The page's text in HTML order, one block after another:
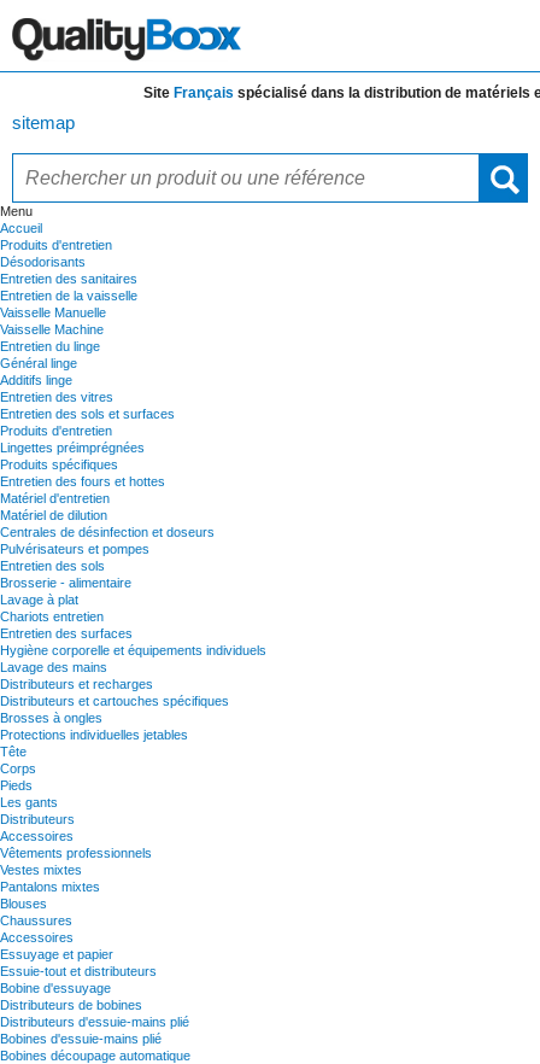
SiteFrançaisspécialisé dans la distribution dematériels et
sitemap
Menu
Accueil
Produits d'entretien
Désodorisants
Entretien des sanitaires
Entretien de la vaisselle
Vaisselle Manuelle
Vaisselle Machine
Entretien du linge
Général linge
Additifs linge
Entretien des vitres
Entretien des sols et surfaces
Produits d'entretien
Lingettes préimprégnées
Produits spécifiques
Entretien des fours et hottes
Matériel d'entretien
Matériel de dilution
Centrales de désinfection et doseurs
Pulvérisateurs et pompes
Entretien des sols
Brosserie - alimentaire
Lavage à plat
Chariots entretien
Entretien des surfaces
Hygiène corporelle et équipements individuels
Lavage des mains
Distributeurs et recharges
Distributeurs et cartouches spécifiques
Brosses à ongles
Protections individuelles jetables
Tête
Corps
Pieds
Les gants
Distributeurs
Accessoires
Vêtements professionnels
Vestes mixtes
Pantalons mixtes
Blouses
Chaussures
Accessoires
Essuyage et papier
Essuie-tout et distributeurs
Bobine d'essuyage
Distributeurs de bobines
Distributeurs d'essuie-mains plié
Bobines d'essuie-mains plié
Bobines découpage automatique